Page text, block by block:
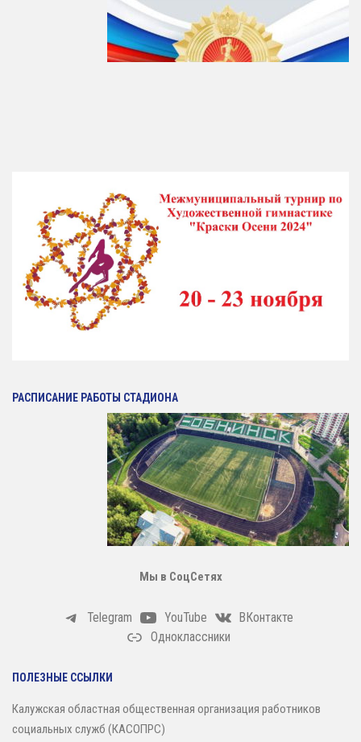
Художественная гимнастика
Родителям
Информация о Приеме
График работы отделений
Стоимость Занятий
История школы
Антидопинг
Контакты отдела
Календарь Испытаний
Общая Информация
Расписания работы
Плавательный Бассейн
Теннисный Зал
РАСПИСАНИЕ РАБОТЫ СТАДИОНА
Мы в СоцСетях
Telegram YouTube
ВКонтакте
Одноклассники
ПОЛЕЗНЫЕ ССЫЛКИ
Калужская областная общественная организация работников
социальных служб (КАСОПРС)